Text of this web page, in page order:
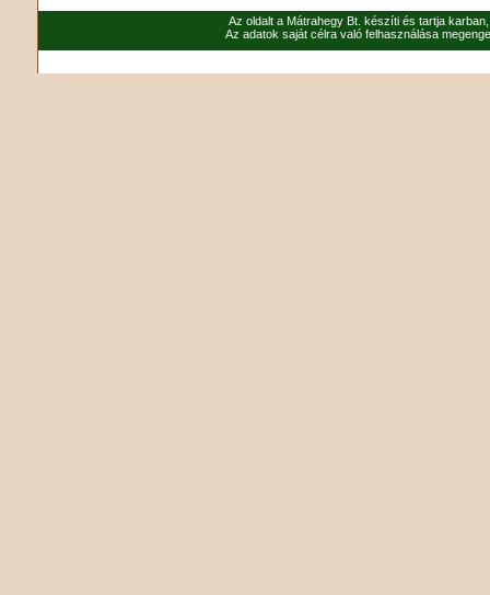
Az oldalt a Mátrahegy Bt. készíti és tartja
Az adatok saját célra való felhasználása